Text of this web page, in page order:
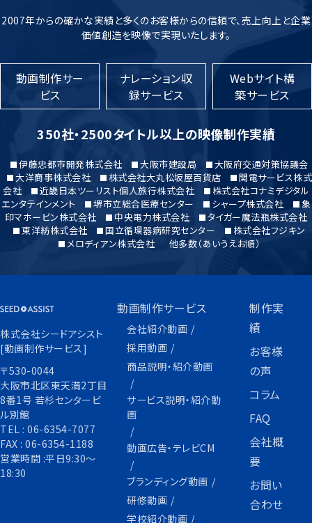
2007年からの確かな実績と多くのお客様からの信頼で、売上向上と企業
価値創造を映像で実現いたします。
動画制作サー
ビス
ナレーション収
録サービス
Webサイト構
築サービス
350社・2500タイトル以上の映像制作実績
伊藤忠都市開発株式会社 大阪市建設局
大阪府交通対策協議会
大洋商事株式会社
株式会社大丸松坂屋百貨店
関電サービス株式
会社
近畿日本ツーリスト個人旅行株式会社
株式会社コナミデジタル
エンタテインメント
堺市立総合医療センター シャープ株式会社
象
印マホービン株式会社
中央電力株式会社
タイガー魔法瓶株式会社
東洋紡株式会社
国立循環器病研究センター
株式会社フジキン
メロディアン株式会社
他多数（あいうえお順）
株式会社シードアシスト
[動画制作サービス]
〒530-0044
大阪市北区東天満2丁目
8番1号 若杉センタービ
ル別館
TEL : 06-6354-7077
FAX : 06-6354-1188
営業時間 :平日9:30〜
18:30
動画制作サービス
会社紹介動画
採用動画
商品説明・紹介動画
サービス説明・紹介動
画
動画広告・テレビCM
ブランディング動画
研修動画
学校紹介動画
制作実
績
お客様
の声
コラム
FAQ
会社概
要
お問い
合わせ